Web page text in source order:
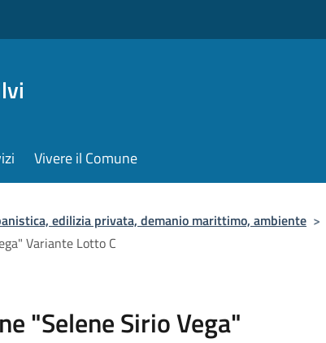
Vivere il Comune
edilizia privata, demanio marittimo, ambiente >
Variante Lotto C
"Selene Sirio Vega"